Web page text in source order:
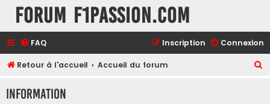
Forum F1Passion.com
FAQ Connexion
Inscription
Retour à l'accueil Accueil du forum
Information